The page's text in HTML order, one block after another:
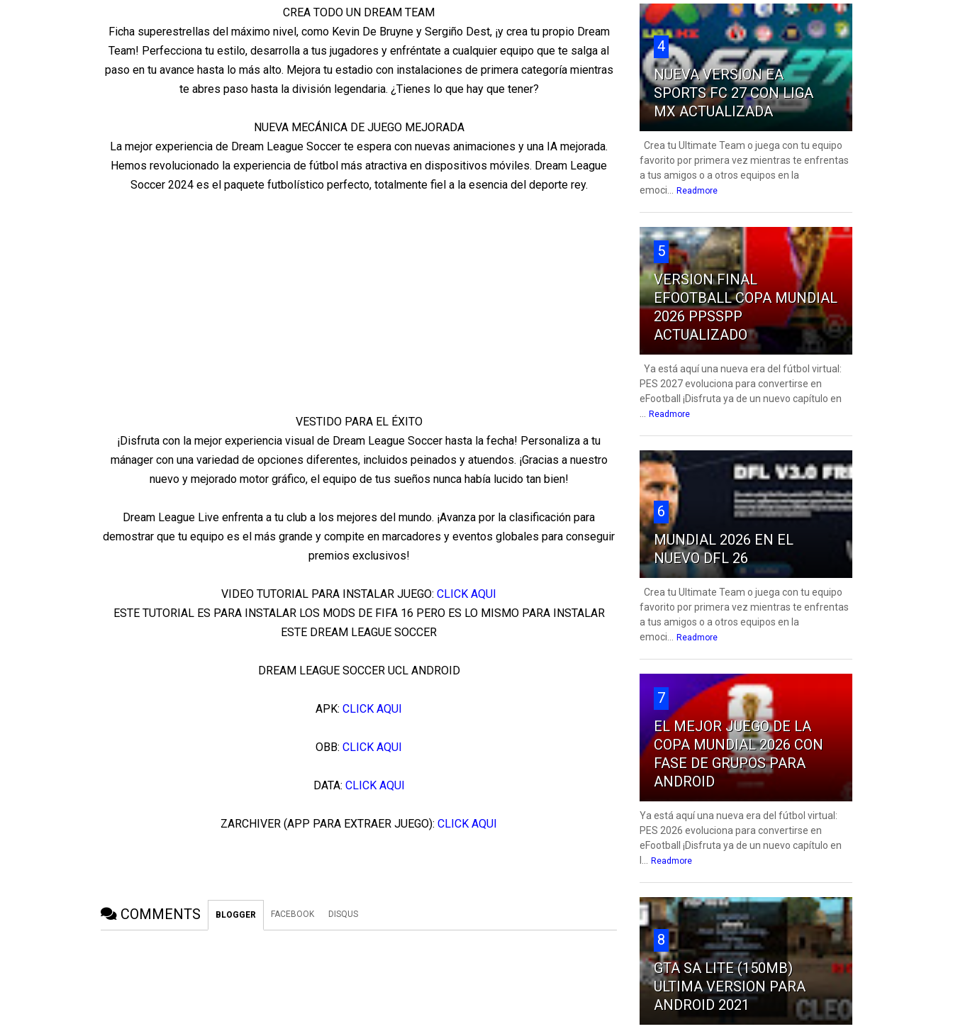
CREA TODO UN DREAM TEAM
Ficha superestrellas del máximo nivel, como Kevin De Bruyne y Sergiño Dest, ¡y crea tu propio Dream
Team! Perfecciona tu estilo, desarrolla a tus jugadores y enfréntate a cualquier equipo que te salga al
paso en tu avance hasta lo más alto. Mejora tu estadio con instalaciones de primera categoría mientras
te abres paso hasta la división legendaria. ¿Tienes lo que hay que tener?
NUEVA MECÁNICA DE JUEGO MEJORADA
La mejor experiencia de Dream League Soccer te espera con nuevas animaciones y una IA mejorada.
Hemos revolucionado la experiencia de fútbol más atractiva en dispositivos móviles. Dream League
Soccer 2024 es el paquete futbolístico perfecto, totalmente fiel a la esencia del deporte rey.
VESTIDO PARA EL ÉXITO
¡Disfruta con la mejor experiencia visual de Dream League Soccer hasta la fecha! Personaliza a tu
mánager con una variedad de opciones diferentes, incluidos peinados y atuendos. ¡Gracias a nuestro
nuevo y mejorado motor gráfico, el equipo de tus sueños nunca había lucido tan bien!
Dream League Live enfrenta a tu club a los mejores del mundo. ¡Avanza por la clasificación para
demostrar que tu equipo es el más grande y compite en marcadores y eventos globales para conseguir
premios exclusivos!
VIDEO TUTORIAL PARA INSTALAR JUEGO: CLICK AQUI
ESTE TUTORIAL ES PARA INSTALAR LOS MODS DE FIFA 16 PERO ES LO MISMO PARA INSTALAR
ESTE DREAM LEAGUE SOCCER
DREAM LEAGUE SOCCER UCL ANDROID
APK: CLICK AQUI
OBB: CLICK AQUI
DATA: CLICK AQUI
ZARCHIVER (APP PARA EXTRAER JUEGO): CLICK AQUI
COMMENTS BLOGGER FACEBOOK DISQUS
4
NUEVA VERSION EA
SPORTS FC 27 CON LIGA
MX ACTUALIZADA
Crea tu Ultimate Team o juega con tu equipo
favorito por primera vez mientras te enfrentas
a tus amigos o a otros equipos en la
emoci...
Readmore
5
VERSION FINAL
EFOOTBALL COPA MUNDIAL
2026 PPSSPP
ACTUALIZADO
Ya está aquí una nueva era del fútbol virtual:
PES 2027 evoluciona para convertirse en
eFootball ¡Disfruta ya de un nuevo capítulo en
Readmore
6
MUNDIAL 2026 EN EL
NUEVO DFL 26
Crea tu Ultimate Team o juega con tu equipo
favorito por primera vez mientras te enfrentas
a tus amigos o a otros equipos en la
emoci...
Readmore
7
EL MEJOR JUEGO DE LA
COPA MUNDIAL 2026 CON
FASE DE GRUPOS PARA
ANDROID
Ya está aquí una nueva era del fútbol virtual:
PES 2026 evoluciona para convertirse en
eFootball ¡Disfruta ya de un nuevo capítulo en
Readmore
8
GTA SA LITE (150MB)
ULTIMA VERSION PARA
ANDROID 2021